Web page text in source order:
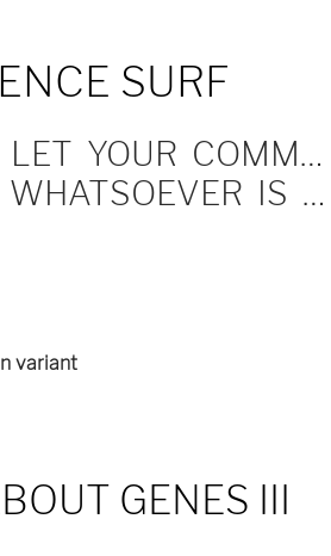
SURF
BUT LET YOUR COMMUNICATION BE YEA, YEA; NAY, NAY.
IS MORE THAN THESE COMETH OF EVIL.
variant
GENES III